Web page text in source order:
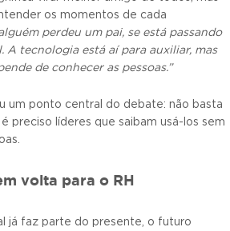
os momentos de cada
perdeu um pai, se está passando
A tecnologia está aí para auxiliar, mas
de conhecer as pessoas.”
um ponto central do debate: não basta
preciso líderes que saibam usá-los sem
volta para o RH
já faz parte do presente, o futuro